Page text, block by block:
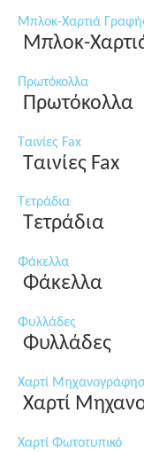
Μπλοκ-Χαρτιά
Μπλοκ-
Πρωτόκολλα
Πρωτόκολλα
Ταινίες Fax
Ταινίες Fax
Τετράδια
Τετράδια
Φάκελλα
Φάκελλα
Φυλλάδες
Φυλλάδες
Χαρτί
Χαρτί
Χαρτί Φωτοτυπικό